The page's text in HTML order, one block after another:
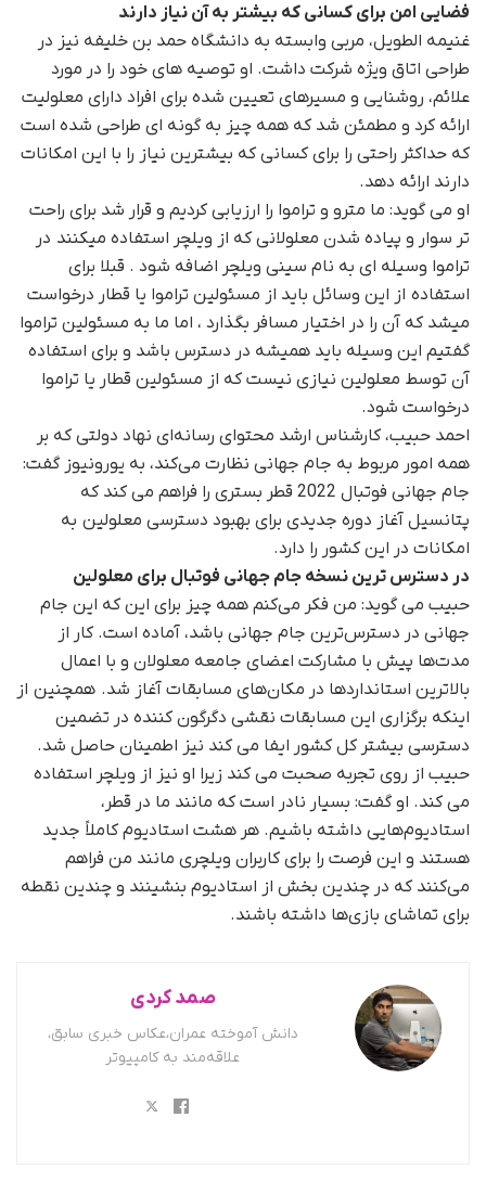
فضایی امن برای کسانی که بیشتر به آن نیاز دارند
غنیمه الطویل، مربی وابسته به دانشگاه حمد بن خلیفه نیز در
طراحی اتاق ویژه شرکت داشت. او توصیه های خود را در مورد
علائم، روشنایی و مسیرهای تعیین شده برای افراد دارای معلولیت
ارائه کرد و مطمئن شد که همه چیز به گونه ای طراحی شده است
که حداکثر راحتی را برای کسانی که بیشترین نیاز را با این امکانات
دارند ارائه دهد.
او می گوید: ما مترو و تراموا را ارزیابی کردیم و قرار شد برای راحت
تر سوار و پیاده شدن معلولانی که از ویلچر استفاده میکنند در
تراموا وسیله ای به نام سینی ویلچر اضافه شود . قبلا برای
استفاده از این وسائل باید از مسئولین تراموا یا قطار درخواست
میشد که آن را در اختیار مسافر بگذارد ، اما ما به مسئولین تراموا
گفتیم این وسیله باید همیشه در دسترس باشد و برای استفاده
آن توسط معلولین نیازی نیست که از مسئولین قطار یا تراموا
درخواست شود.
احمد حبیب، کارشناس ارشد محتوای رسانه‌ای نهاد دولتی که بر
همه امور مربوط به جام جهانی نظارت می‌کند، به یورونیوز گفت:
جام جهانی فوتبال 2022 قطر بستری را فراهم می کند که
پتانسیل آغاز دوره جدیدی برای بهبود دسترسی معلولین به
امکانات در این کشور را دارد.
در دسترس ترین نسخه جام جهانی فوتبال برای معلولین
حبیب می گوید: من فکر می‌کنم همه چیز برای این که این جام
جهانی در دسترس‌ترین جام جهانی باشد، آماده است. کار از
مدت‌ها پیش با مشارکت اعضای جامعه معلولان و با اعمال
بالاترین استانداردها در مکان‌های مسابقات آغاز شد. همچنین از
اینکه برگزاری این مسابقات نقشی دگرگون کننده در تضمین
دسترسی بیشتر کل کشور ایفا می کند نیز اطمینان حاصل شد.
حبیب از روی تجربه صحبت می کند زیرا او نیز از ویلچر استفاده
می کند. او گفت: بسیار نادر است که مانند ما در قطر،
استادیوم‌هایی داشته باشیم. هر هشت استادیوم کاملاً جدید
هستند و این فرصت را برای کاربران ویلچری مانند من فراهم
می‌کنند که در چندین بخش از استادیوم بنشینند و چندین نقطه
برای تماشای بازی‌ها داشته باشند.
صمد کردی
دانش آموخته عمران،عکاس خبری سابق،
علاقه‌مند به کامپیوتر